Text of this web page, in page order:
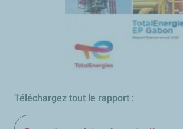
Téléchargez tout le rapport :